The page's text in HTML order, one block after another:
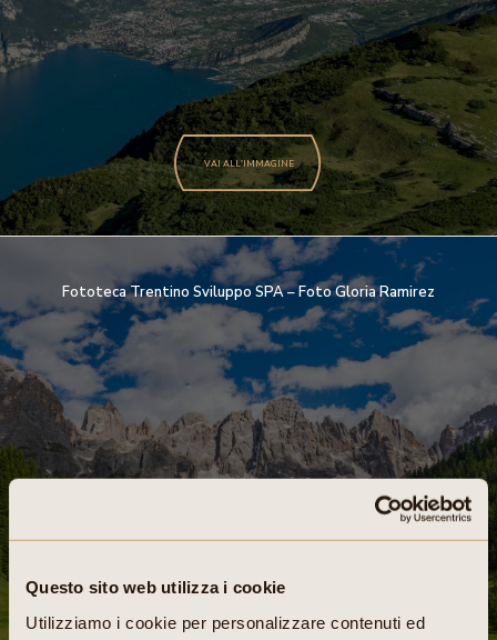
Questo sito web utilizza i cookie
Utilizziamo i cookie per personalizzare contenuti ed
VAI ALL'IMMAGINE
Fototeca Trentino Sviluppo SPA – Foto Gloria Ramirez